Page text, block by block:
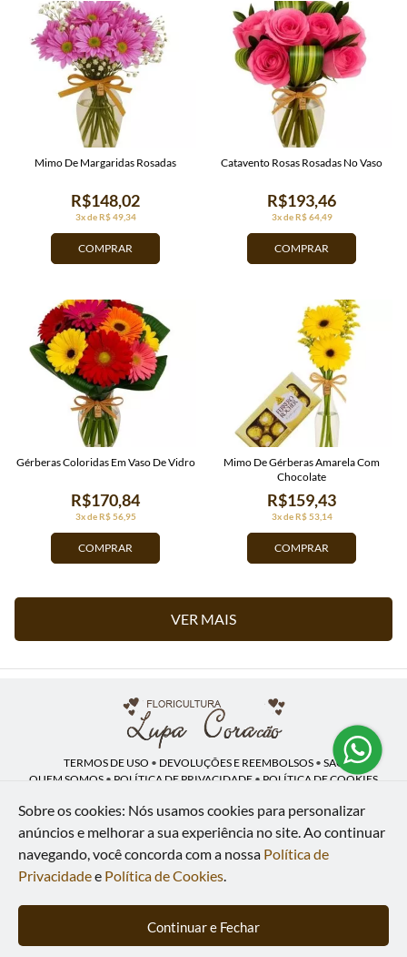
COMPRAR
3x de R$ 49,34
R$148,02
Mimo De Margaridas Rosadas
COMPRAR
3x de R$ 64,49
R$193,46
Catavento Rosas Rosadas No Vaso
COMPRAR
3x de R$ 56,95
R$170,84
Gérberas Coloridas Em Vaso De Vidro
COMPRAR
3x de R$ 53,14
R$159,43
Mimo De Gérberas Amarela Com
Chocolate
VER MAIS
TERMOS DE USO • DEVOLUÇÕES E REEMBOLSOS • SAC
QUEM SOMOS • POLÍTICA DE PRIVACIDADE • POLÍTICA DE COOKIES
Lupa Coração | CNPJ: 16.883.558/0001-00
Av. Heliópolis, 946 - Lj A - Heliópolis - Belford Roxo - RJ - 26120-300
WhatsApp: (21) 97591-5498 | Telefone: (21) 9 7591-5498
© 2024-2026 - Todos os direitos reservados - Desenvolvido por
Inteligentes
Sobre os cookies: Nós usamos cookies para personalizar
anúncios e melhorar a sua experiência no site.Ao continuar
navegando, você concorda com a nossa Política de
Privacidadee Política de Cookies.
Continuar e Fechar